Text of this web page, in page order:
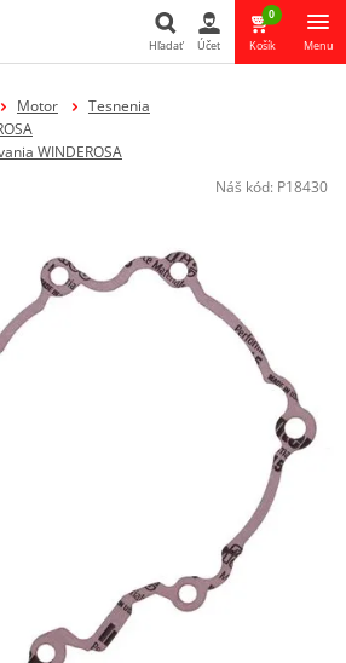
Hľadať Účet
0
Košík Menu
Motor
Tesnenia
WINDEROSA
Náš kód: P18430